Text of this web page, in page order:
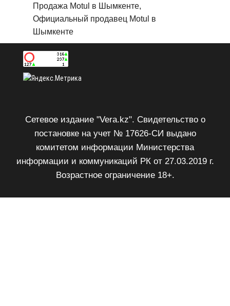
Продажа Motul в Шымкенте,
Официальный продавец Motul в
Шымкенте
Сетевое издание "Vera.kz". Свидетельство о
постановке на учет № 17626-СИ выдано
комитетом информации Министерства
информации и коммуникаций РК от 27.03.2019 г.
Возрастное ограничение 18+.